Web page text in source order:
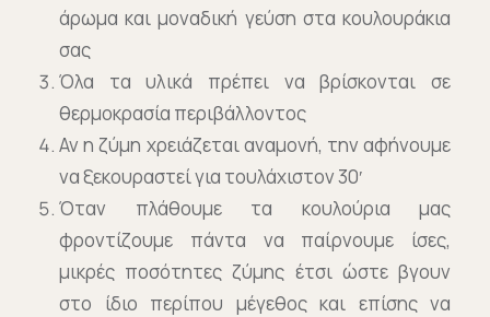
άρωμα και μοναδική γεύση στα κουλουράκια
σας
Όλα τα υλικά πρέπει να βρίσκονται σε
θερμοκρασία περιβάλλοντος
Αν η ζύμη χρειάζεται αναμονή, την αφήνουμε
να ξεκουραστεί για τουλάχιστον 30′
Όταν πλάθουμε τα κουλούρια μας
φροντίζουμε πάντα να παίρνουμε ίσες,
μικρές ποσότητες ζύμης έτσι ώστε βγουν
στο ίδιο περίπου μέγεθος και επίσης να